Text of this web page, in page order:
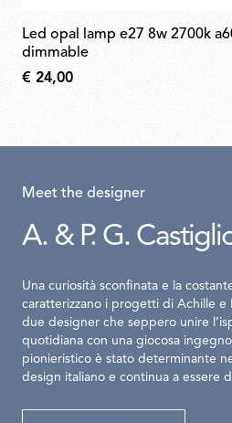
led opal lamp e27 8w 2700k a60
dimmable
€ 24,00
Meet the designer
A. & P. G.
Una curiosità sconfinata e la
caratterizzano i progetti di Achille e
due designer che seppero unire
quotidiana con una giocosa
pionieristico è stato determinante
design italiano e continua a essere